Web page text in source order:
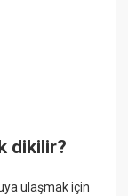
dikilir?
ulaşmak için